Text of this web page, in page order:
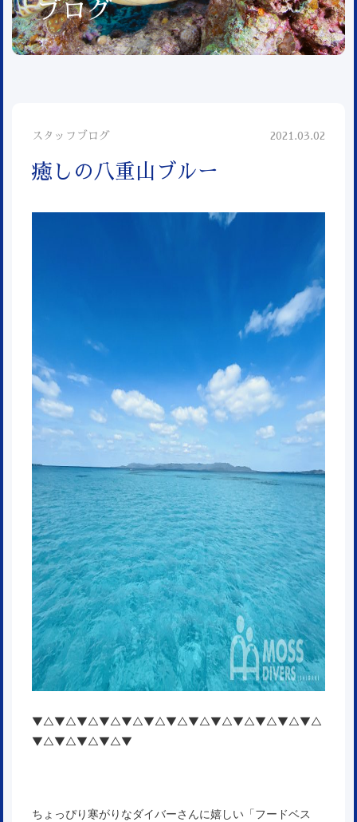
ブログ
スタッフブログ 2021.03.02
癒しの八重山ブルー
▼△▼△▼△▼△▼△▼△▼△▼△▼△▼△▼△▼△▼△
▼△▼△▼△▼△▼
ちょっぴり寒がりなダイバーさんに嬉しい「フードベス